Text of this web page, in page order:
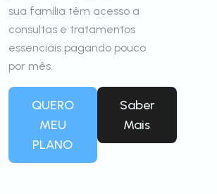
sua família têm acesso a
consultas e tratamentos
essenciais pagando pouco
por mês.
QUERO
MEU
PLANO
Saber
Mais